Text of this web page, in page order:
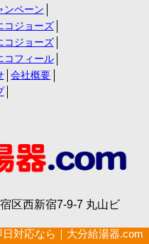
ンペーン
コジョーズ
コジョーズ
コフィール
会社概要
区西新宿7-9-7 丸山ビ
対応なら｜大分給湯器.com